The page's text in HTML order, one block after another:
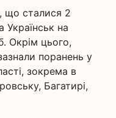
що сталися 2
Українськ на
Окрім цього,
поранень у
зокрема в
Багатирі,